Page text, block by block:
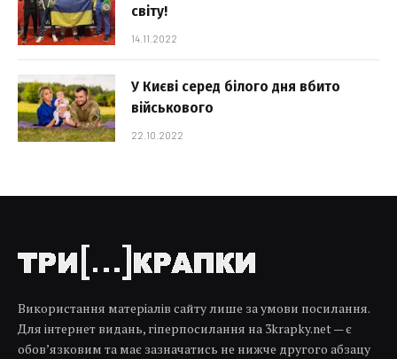
світу!
14.11.2022
У Києві серед білого дня вбито
військового
22.10.2022
Використання матеріалів сайту лише за умови посилання.
Для інтернет видань, гіперпосилання на 3krapky.net — є
обов’язковим та має зазначатись не нижче другого абзацу